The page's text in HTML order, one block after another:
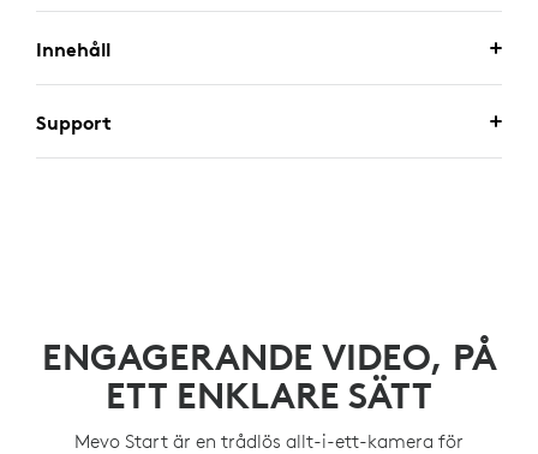
Innehåll
Support
ENGAGERANDE VIDEO, PÅ
ETT ENKLARE SÄTT
Mevo Start är en trådlös allt-i-ett-kamera för